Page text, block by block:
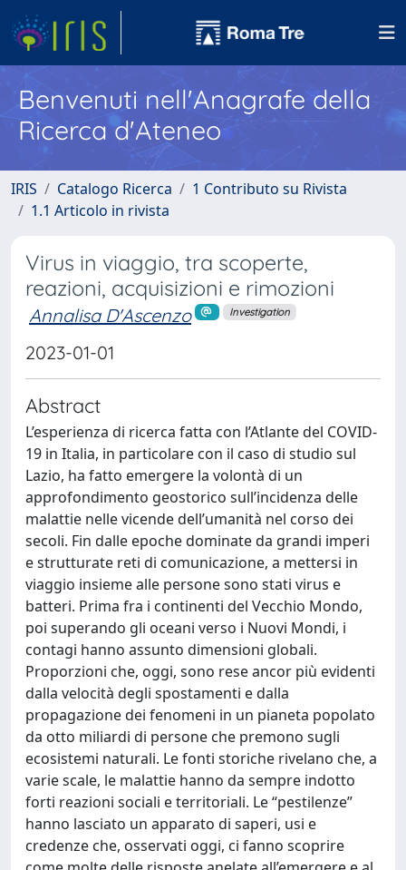
Benvenuti nell'Anagrafe della
Ricerca d'Ateneo
IRIS Catalogo Ricerca
1 Contributo su Rivista
1.1 Articolo in rivista
Virus in viaggio, tra scoperte,
reazioni, acquisizioni e rimozioni
Annalisa D'Ascenzo Investigation
2023-01-01
Abstract
L’esperienza di ricerca fatta con l’Atlante del COVID-
19 in Italia, in particolare con il caso di studio sul
Lazio, ha fatto emergere la volontà di un
approfondimento geostorico sull’incidenza delle
malattie nelle vicende dell’umanità nel corso dei
secoli. Fin dalle epoche dominate da grandi imperi
e strutturate reti di comunicazione, a mettersi in
viaggio insieme alle persone sono stati virus e
batteri. Prima fra i continenti del Vecchio Mondo,
poi superando gli oceani verso i Nuovi Mondi, i
contagi hanno assunto dimensioni globali.
Proporzioni che, oggi, sono rese ancor più evidenti
dalla velocità degli spostamenti e dalla
propagazione dei fenomeni in un pianeta popolato
da otto miliardi di persone che premono sugli
ecosistemi naturali. Le fonti storiche rivelano che, a
varie scale, le malattie hanno da sempre indotto
forti reazioni sociali e territoriali. Le “pestilenze”
hanno lasciato un apparato di saperi, usi e
credenze che, osservati oggi, ci fanno scoprire